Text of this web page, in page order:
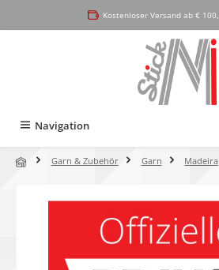
Kostenloser Versand ab €
Navigation
Garn & Zubehör Garn Madeira